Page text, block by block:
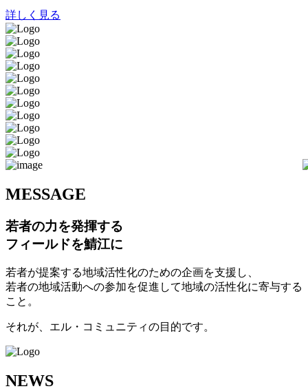
詳しく見る
MESSAGE
若者の力を発揮する
フィールドを鯖江に
若者が提案する地域活性化のための企画を支援し、
若者の地域活動への参加を促進して地域の活性化に寄与する
こと。
それが、エル・コミュニティの目的です。
NEWS